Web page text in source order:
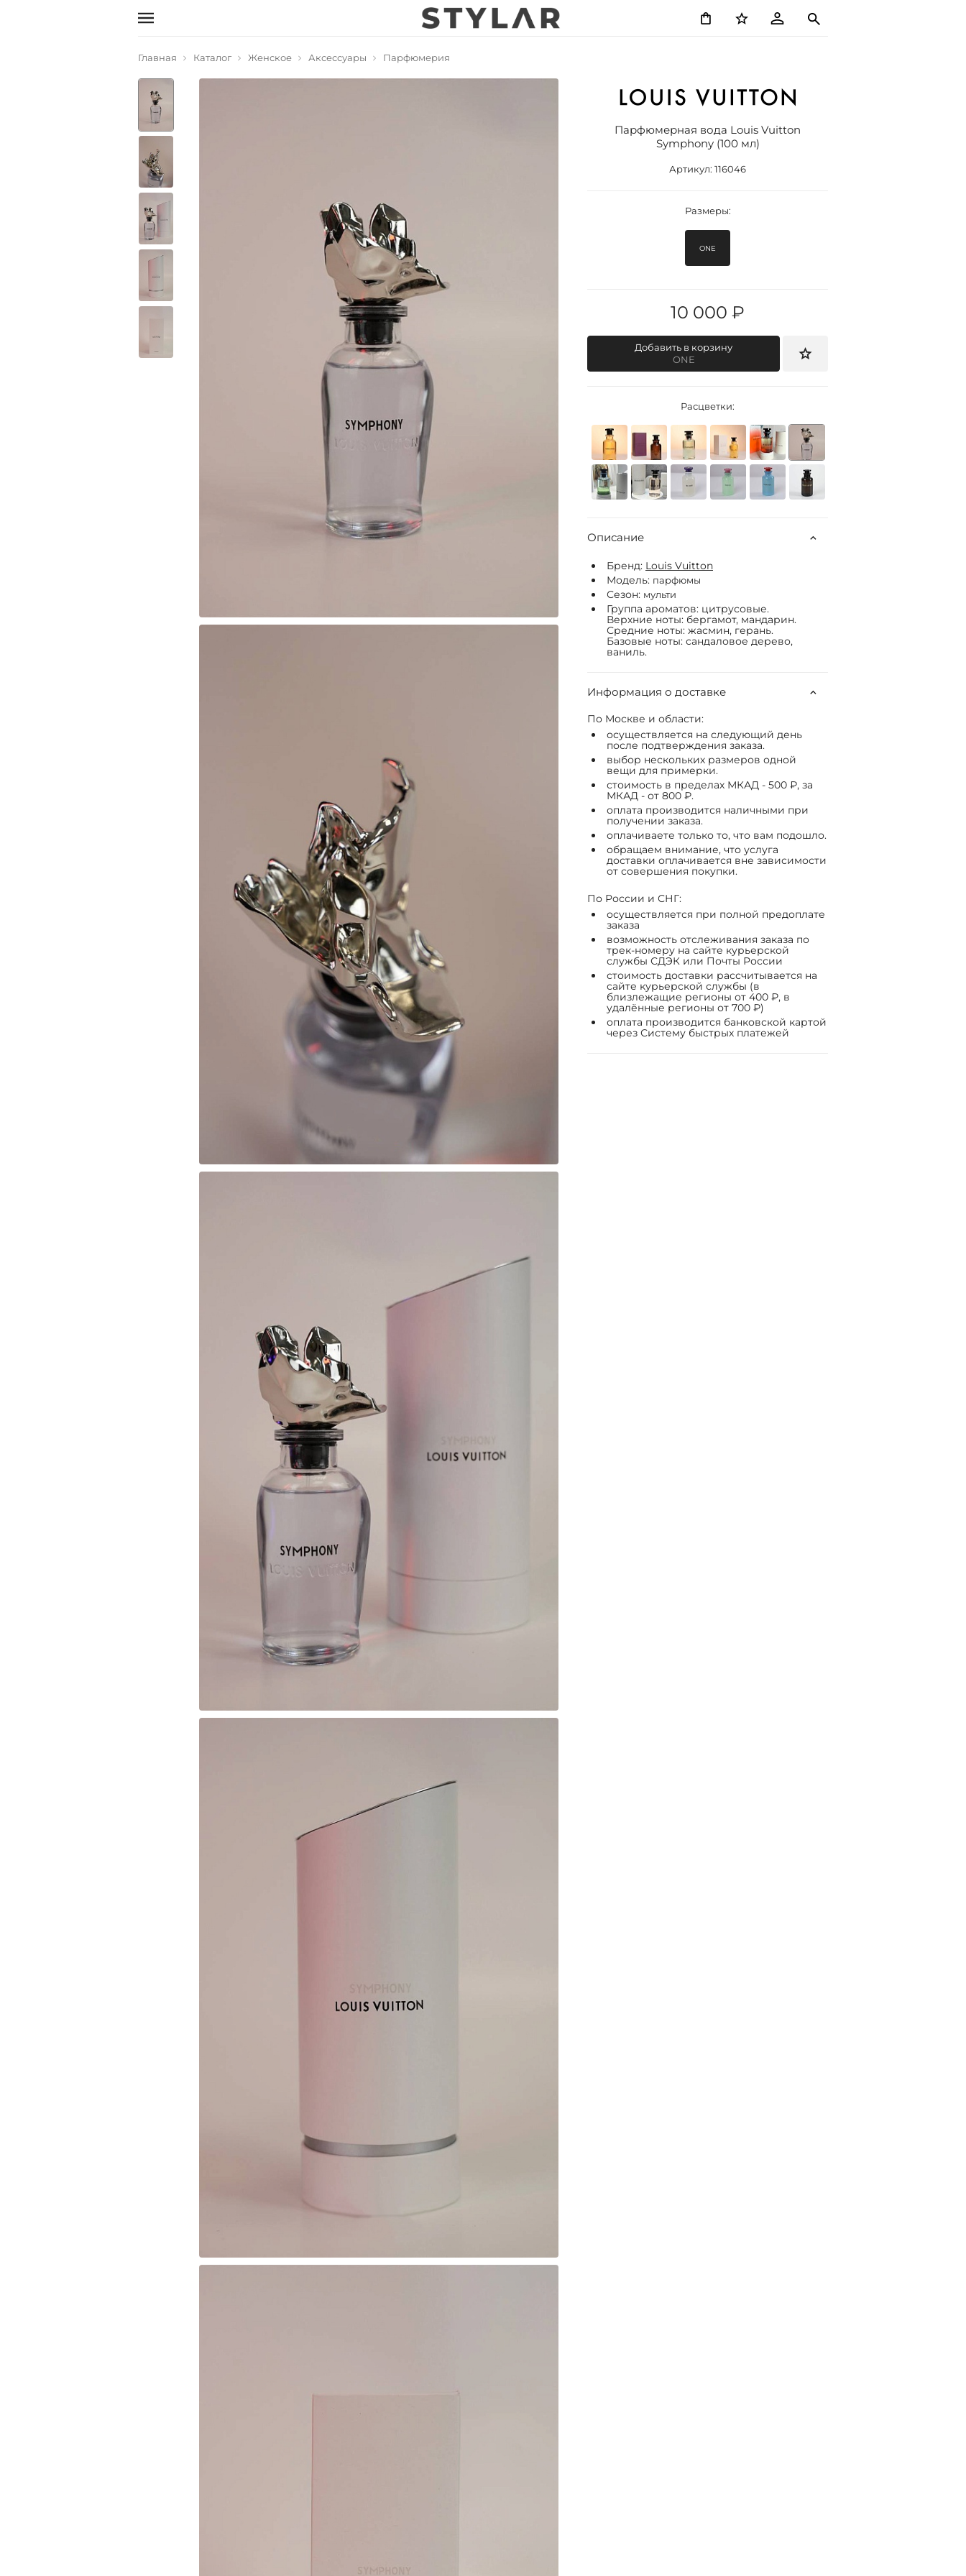
Главная Каталог Женское Аксессуары Парфюмерия
Парфюмерная вода Louis Vuitton
Symphony (100 мл)
Артикул: 116046
Размеры:
ONE
10 000 ₽
Добавить в корзину
ONE
Расцветки:
Описание
Бренд: Louis Vuitton
Модель: парфюмы
Сезон: мульти
Группа ароматов: цитрусовые.
Верхние ноты: бергамот, мандарин.
Средние ноты: жасмин, герань.
Базовые ноты: сандаловое дерево,
ваниль.
Информация о доставке
По Москве и области:
осуществляется на следующий день
после подтверждения заказа.
выбор нескольких размеров одной
вещи для примерки.
стоимость в пределах МКАД - 500 ₽, за
МКАД - от 800 ₽.
оплата производится наличными при
получении заказа.
оплачиваете только то, что вам подошло.
обращаем внимание, что услуга
доставки оплачивается вне зависимости
от совершения покупки.
По России и СНГ:
осуществляется при полной предоплате
заказа
возможность отслеживания заказа по
трек-номеру на сайте курьерской
службы СДЭК или Почты России
стоимость доставки рассчитывается на
сайте курьерской службы (в
близлежащие регионы от 400 ₽, в
удалённые регионы от 700 ₽)
оплата производится банковской картой
через Систему быстрых платежей